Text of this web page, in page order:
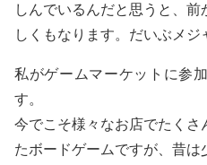
しんでいるんだと思うと、
しくもなります。だいぶメジ
私がゲームマーケットに参
す。
今でこそ様々なお店でたくさ
たボードゲームですが、昔